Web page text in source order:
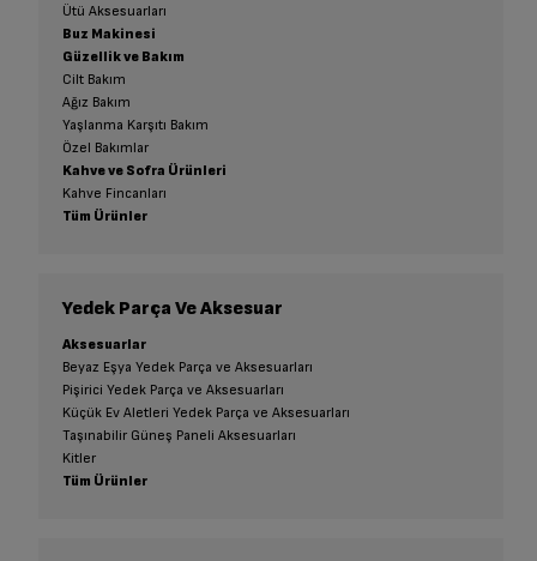
Ütü Aksesuarları
Buz Makinesi
Güzellik ve Bakım
Cilt Bakım
Ağız Bakım
Yaşlanma Karşıtı Bakım
Özel Bakımlar
Kahve ve Sofra Ürünleri
Kahve Fincanları
Tüm Ürünler
Yedek Parça Ve Aksesuar
Aksesuarlar
Beyaz Eşya Yedek Parça ve Aksesuarları
Pişirici Yedek Parça ve Aksesuarları
Küçük Ev Aletleri Yedek Parça ve Aksesuarları
Taşınabilir Güneş Paneli Aksesuarları
Kitler
Tüm Ürünler